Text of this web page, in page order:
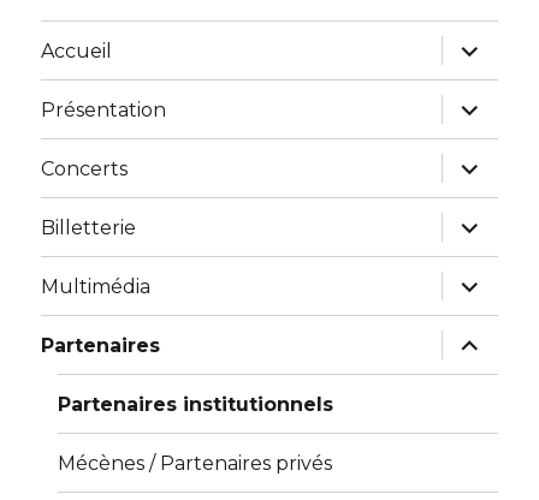
Accueil
Présentation
Concerts
Billetterie
Multimédia
Partenaires
Partenaires institutionnels
Mécènes / Partenaires privés